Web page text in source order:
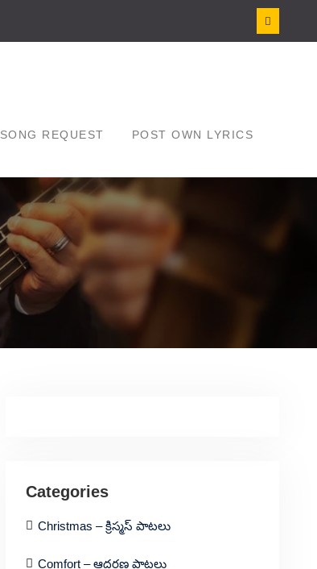
SONG REQUEST POST OWN LYRICS
Categories
Christmas – క్రిస్మస్ పాటలు
Comfort – ఆదరణ పాటలు